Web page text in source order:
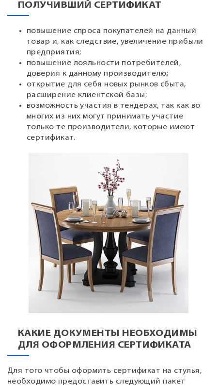
ПОЛУЧИВШИЙ СЕРТИФИКАТ
повышение спроса покупателей на данный
товар и, как следствие, увеличение прибыли
предприятия;
повышение лояльности потребителей,
доверия к данному производителю;
открытие для себя новых рынков сбыта,
расширение клиентской базы;
возможность участия в тендерах, так как во
многих из них могут принимать участие
только те производители, которые имеют
сертификат.
КАКИЕ ДОКУМЕНТЫ НЕОБХОДИМЫ
ДЛЯ ОФОРМЛЕНИЯ СЕРТИФИКАТА
Для того чтобы оформить сертификат на стулья,
необходимо предоставить следующий пакет